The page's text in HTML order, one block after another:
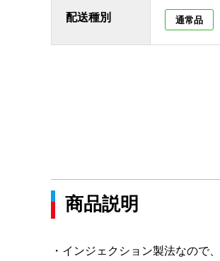
配送種別 通常品
商品説明
・インジェクション製法なので